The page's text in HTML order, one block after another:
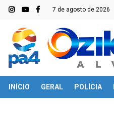
7 de agosto de 2026
INÍCIO GERAL POLÍCIA